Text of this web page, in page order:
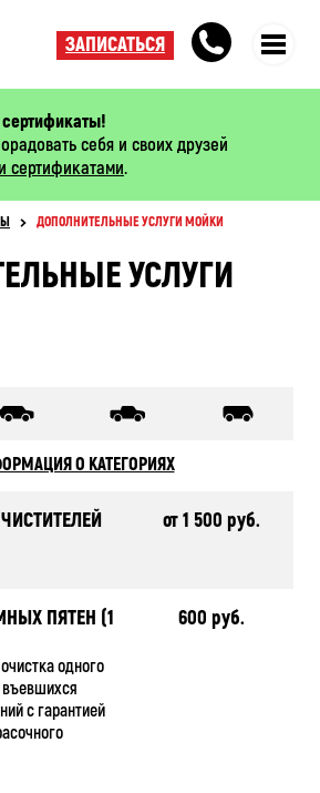
себя и своих друзей
сертификатами.
ДОПОЛНИТЕЛЬНЫЕ УСЛУГИ МОЙКИ
УСЛУГИ
О КАТЕГОРИЯХ
от 1 500 руб.
ПЯТЕН (1
одного
въевшихся
с гарантией
600 руб.
ЗАПИСАТЬСЯ